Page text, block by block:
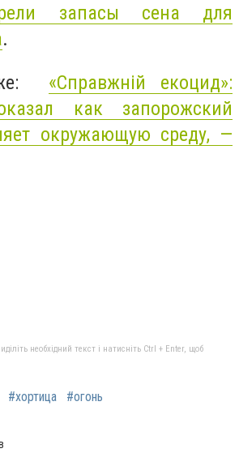
запасы сена для
.
«Справжній екоцид»:
как запорожский
окружающую среду, —
необхідний текст і натисніть Ctrl + Enter, щоб
#хортица #огонь